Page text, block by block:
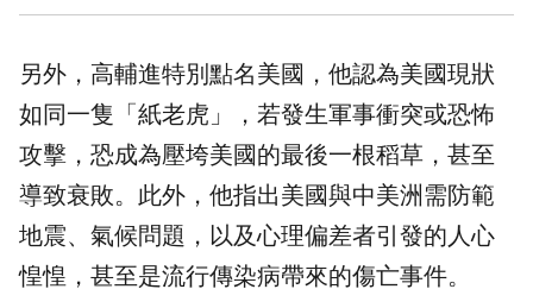
另外，高輔進特別點名美國，他認為美國現狀
如同一隻「紙老虎」，若發生軍事衝突或恐怖
攻擊，恐成為壓垮美國的最後一根稻草，甚至
導致衰敗。此外，他指出美國與中美洲需防範
地震、氣候問題，以及心理偏差者引發的人心
惶惶，甚至是流行傳染病帶來的傷亡事件。